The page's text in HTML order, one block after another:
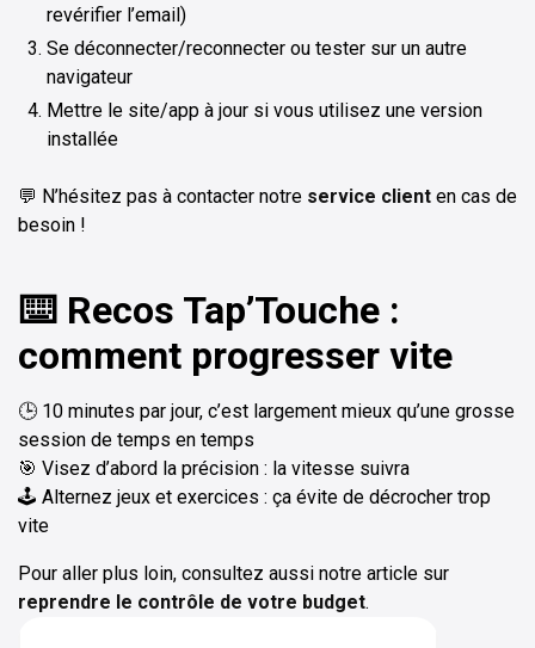
revérifier l’email)
Se déconnecter/reconnecter ou tester sur un autre
navigateur
Mettre le site/app à jour si vous utilisez une version
installée
💬 N’hésitez pas à contacter notre service client en cas de
besoin !
⌨️ Recos Tap’Touche :
comment progresser vite
🕒 10 minutes par jour, c’est largement mieux qu’une grosse
session de temps en temps
🎯 Visez d’abord la précision : la vitesse suivra
🕹️ Alternez jeux et exercices : ça évite de décrocher trop
vite
Pour aller plus loin, consultez aussi notre article sur
reprendre le contrôle de votre budget.